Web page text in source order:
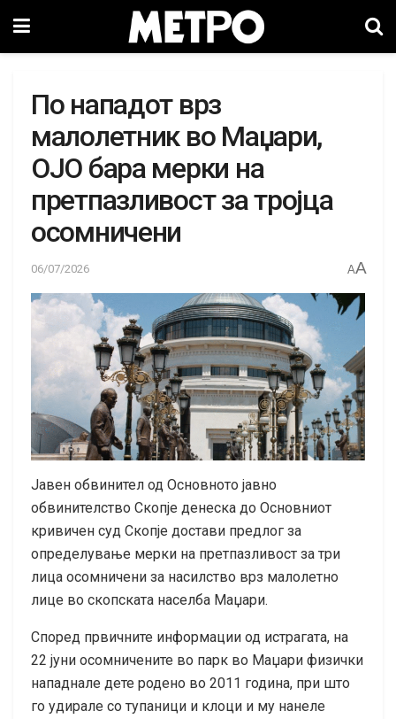
По нападот врз
малолетник во Маџари,
ОЈО бара мерки на
претпазливост за тројца
осомничени
06/07/2026 AA
Јавен обвинител од Основното јавно
обвинителство Скопје денеска до Основниот
кривичен суд Скопје достави предлог за
определување мерки на претпазливост за три
лица осомничени за насилство врз малолетно
лице во скопската населба Маџари.
Според првичните информации од истрагата, на
22 јуни осомничените во парк во Маџари физички
нападнале дете родено во 2011 година, при што
го удирале со тупаници и клоци и му нанеле